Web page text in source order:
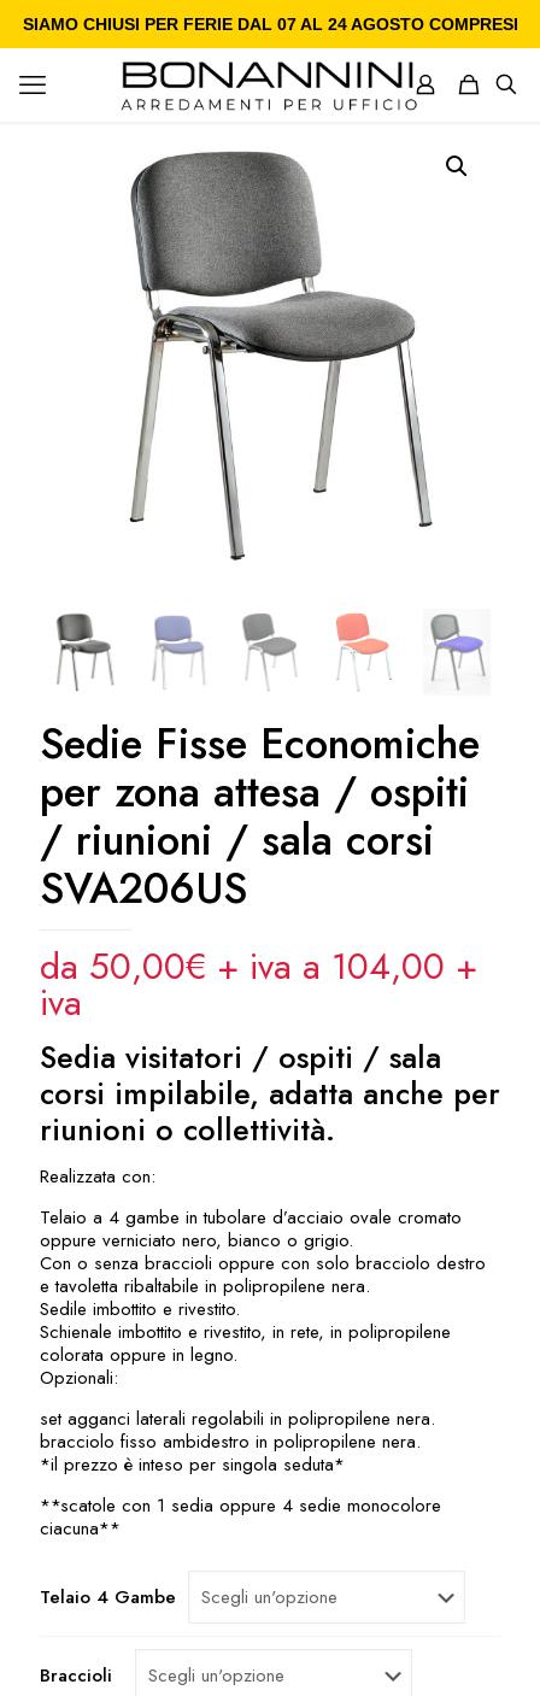
SIAMO CHIUSI PER FERIE DAL 07 AL 24 AGOSTO COMPRESI
Sedie Fisse Economiche
per zona attesa / ospiti
/ riunioni / sala corsi
SVA206US
da 50,00€ + iva a 104,00 +
iva
Sedia visitatori / ospiti / sala
corsi impilabile, adatta anche per
riunioni o collettività.
Realizzata con:
Telaio a 4 gambe in tubolare d’acciaio ovale cromato
oppure verniciato nero, bianco o grigio.
Con o senza braccioli oppure con solo bracciolo destro
e tavoletta ribaltabile in polipropilene nera.
Sedile imbottito e rivestito.
Schienale imbottito e rivestito, in rete, in polipropilene
colorata oppure in legno.
Opzionali:
set agganci laterali regolabili in polipropilene nera.
bracciolo fisso ambidestro in polipropilene nera.
*il prezzo è inteso per singola seduta*
**scatole con 1 sedia oppure 4 sedie monocolore
ciacuna**
Telaio 4 Gambe
Braccioli